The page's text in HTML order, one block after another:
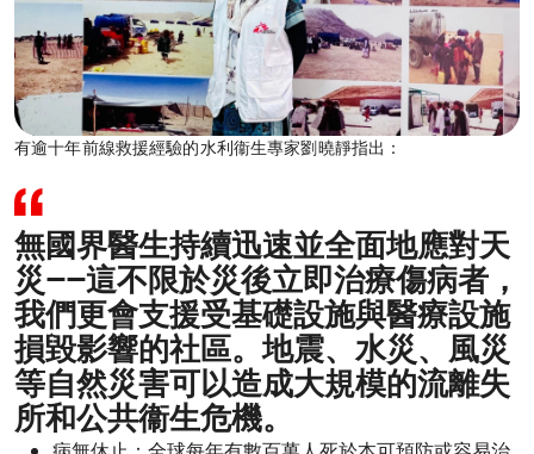
無國界醫生持續迅速並全面地應對天
災——這不限於災後立即治療傷病者，
我們更會支援受基礎設施與醫療設施
損毀影響的社區。地震、水災、風災
等自然災害可以造成大規模的流離失
所和公共衞生危機。
有逾十年前線救援經驗的水利衞生專家劉曉靜指出：